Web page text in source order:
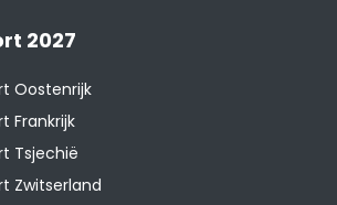
2027
Oostenrijk
Frankrijk
Tsjechië
Zwitserland